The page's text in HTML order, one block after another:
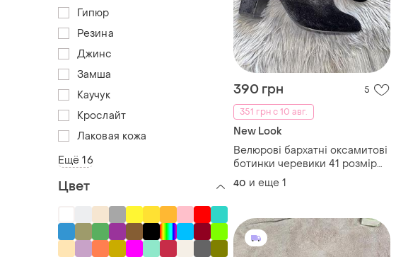
390 грн
5
351 грн с 10 авг.
New Look
Велюрові бархатні оксамитові
ботинки черевики 41 розмір
new look широка ніжка
полусапожки ботильйони
40 и еще 1
Гипюр
Резина
Джинс
Замша
Каучук
Крослайт
Лаковая кожа
Ещё 16
Цвет